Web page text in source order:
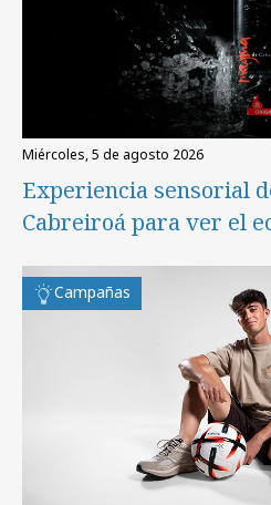
miércoles, 5 de agosto 2026
Experiencia sensorial
Cabreiroá para ver el
Campañas